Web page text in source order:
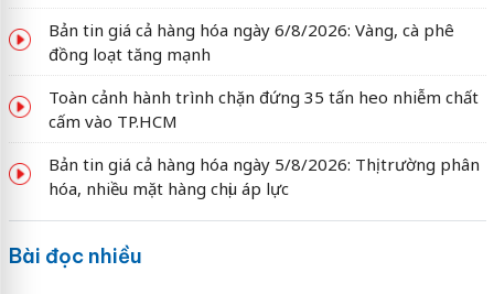
Bản tin giá cả hàng hóa ngày 6/8/2026: Vàng, cà phê
đồng loạt tăng mạnh
Toàn cảnh hành trình chặn đứng 35 tấn heo nhiễm chất
cấm vào TP.HCM
Bản tin giá cả hàng hóa ngày 5/8/2026: Thị trường phân
hóa, nhiều mặt hàng chịu áp lực
Bài đọc nhiều